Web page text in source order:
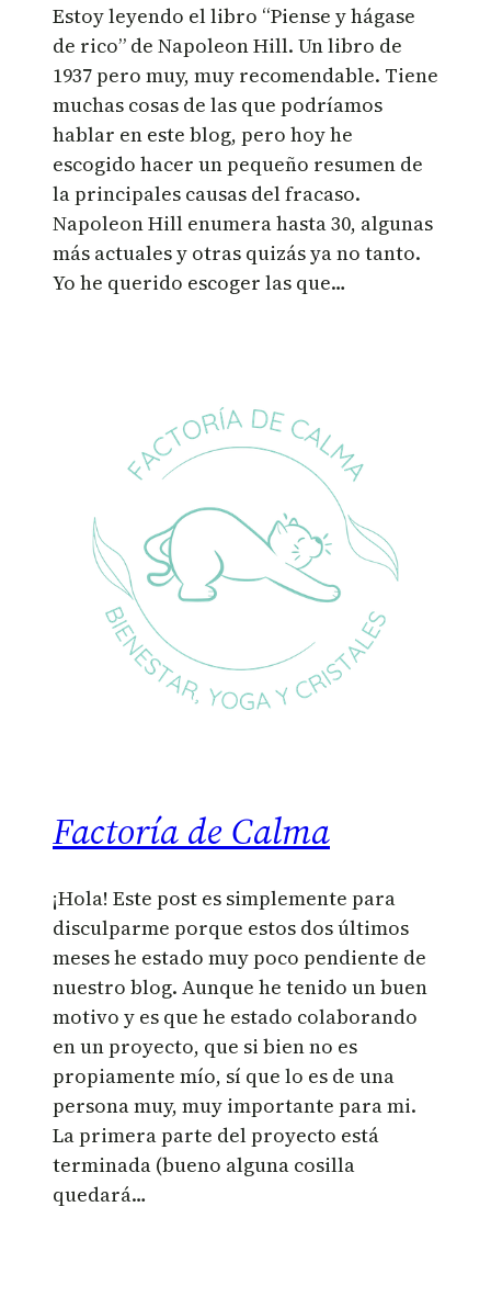
Estoy leyendo el libro “Piense y hágase
de rico” de Napoleon Hill. Un libro de
1937 pero muy, muy recomendable. Tiene
muchas cosas de las que podríamos
hablar en este blog, pero hoy he
escogido hacer un pequeño resumen de
la principales causas del fracaso.
Napoleon Hill enumera hasta 30, algunas
más actuales y otras quizás ya no tanto.
Yo he querido escoger las que…
Factoría de Calma
¡Hola! Este post es simplemente para
disculparme porque estos dos últimos
meses he estado muy poco pendiente de
nuestro blog. Aunque he tenido un buen
motivo y es que he estado colaborando
en un proyecto, que si bien no es
propiamente mío, sí que lo es de una
persona muy, muy importante para mi.
La primera parte del proyecto está
terminada (bueno alguna cosilla
quedará…